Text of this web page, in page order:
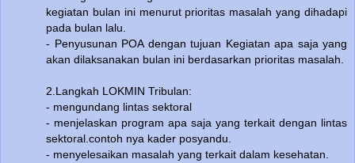
kegiatan bulan ini menurut prioritas masalah yang dihadapi
pada bulan lalu.
- Penyusunan POA dengan tujuan Kegiatan apa saja yang
akan dilaksanakan bulan ini berdasarkan prioritas masalah.
2.Langkah LOKMIN Tribulan:
- mengundang lintas sektoral
- menjelaskan program apa saja yang terkait dengan lintas
sektoral.contoh nya kader posyandu.
- menyelesaikan masalah yang terkait dalam kesehatan.